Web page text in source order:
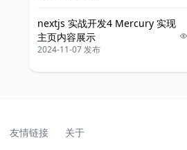
nextjs 实战开发4 Mercury 实现
主页内容展示
2024-11-07 发布
友情链接 关于